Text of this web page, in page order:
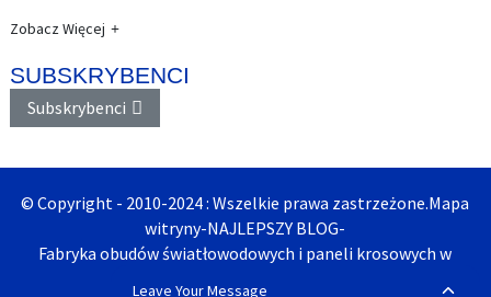
Zobacz Więcej
SUBSKRYBENCI
Subskrybenci
© Copyright - 2010-2024 : Wszelkie prawa zastrzeżone.Mapa
witryny-NAJLEPSZY BLOG-
Fabryka obudów światłowodowych i paneli krosowych w
Leave Your Message